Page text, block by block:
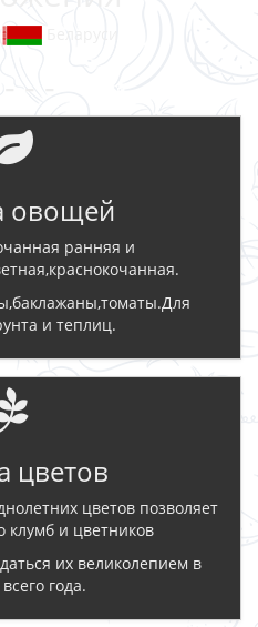
овощей
ранняя и
и теплиц.
цветов
цветов позволяет
клумб и цветников
их великолепием в
года.